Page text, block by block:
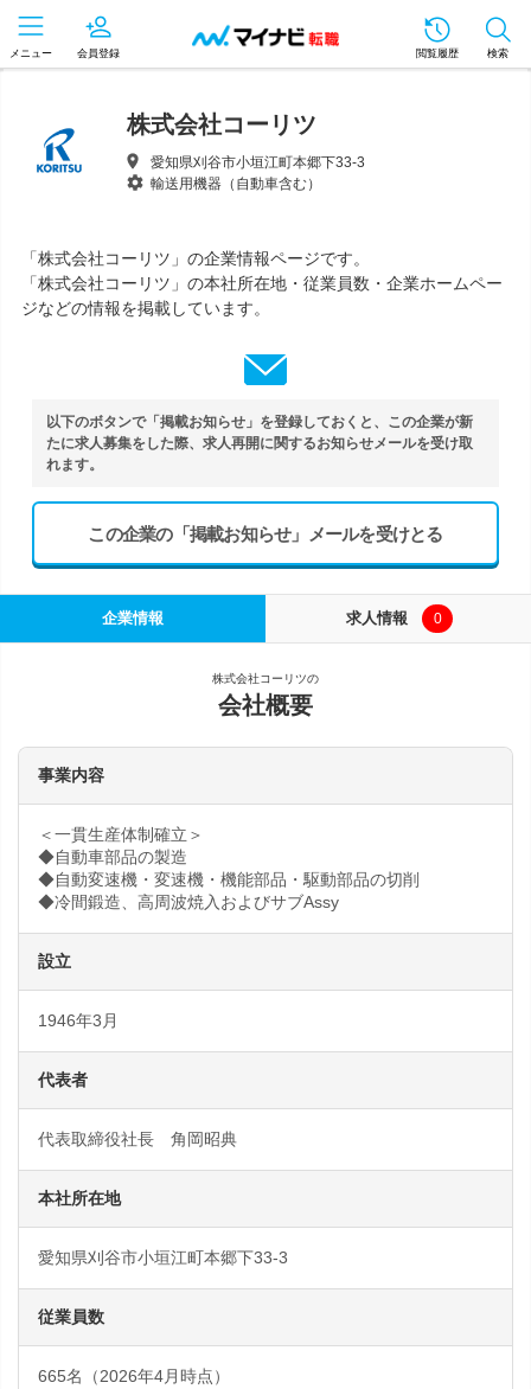
メニュー 会員登録 閲覧履歴 検索
株式会社コーリツ
愛知県刈谷市小垣江町本郷下33-3
輸送用機器（自動車含む）
「株式会社コーリツ」の企業情報ページです。
「株式会社コーリツ」の本社所在地・従業員数・企業ホームペー
ジなどの情報を掲載しています。
以下のボタンで「掲載お知らせ」を登録しておくと、この企業が新
たに求人募集をした際、求人再開に関するお知らせメールを受け取
れます。
この企業の「掲載お知らせ」メールを受けとる
企業情報 求人情報 0
株式会社コーリツの
会社概要
事業内容
＜一貫生産体制確立＞
◆自動車部品の製造
◆自動変速機・変速機・機能部品・駆動部品の切削
◆冷間鍛造、高周波焼入およびサブAssy
設立
1946年3月
代表者
代表取締役社長 角岡昭典
本社所在地
愛知県刈谷市小垣江町本郷下33-3
従業員数
665名（2026年4月時点）